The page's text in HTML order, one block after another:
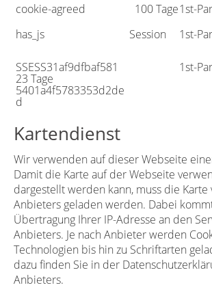
cookie-agreed
100 Tage1st-
has_js
Session 1st-
SSESS31af9dfbaf581
23 Tage
5401a4f5783353d2de
d
1st-
Kartendienst
Wir verwenden auf dieser Webseite
Damit die Karte auf der Webseite
dargestellt werden kann, muss die Karte
Anbieters geladen werden. Dabei
Übertragung Ihrer IP-Adresse an den
Anbieters. Je nach Anbieter werden
Technologien bis hin zu Schriftarten
dazu finden Sie in der
Anbieters.